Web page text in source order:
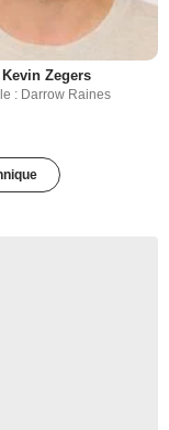
Kevin Zegers
: Darrow Raines